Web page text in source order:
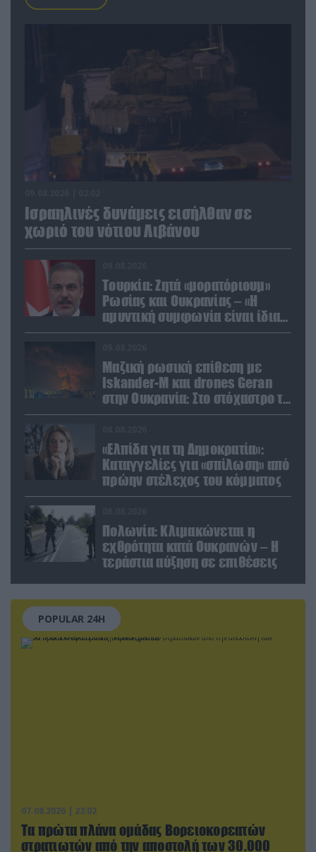
Ισραηλινές δυνάμεις εισήλθαν σε
χωριό του νότιου Λιβάνου
Τουρκία: Ζητά «μορατόριουμ»
Ρωσίας και Ουκρανίας – «Η
αμυντική συμφωνία είναι ίδια
με το άρθρο 5 του ΝΑΤΟ» (upd)
Μαζική ρωσική επίθεση με
Iskander-M και drones Geran
στην Ουκρανία: Στο στόχαστρο το
εργοστάσιο των Flamingo
«Ελπίδα για τη Δημοκρατία»:
Καταγγελίες για «σπίλωση» από
πρώην στέλεχος του κόμματος
Πολωνία: Κλιμακώνεται η
εχθρότητα κατά Ουκρανών – Η
τεράστια αύξηση σε επιθέσεις
POPULAR 24H
07.08.2026 | 23:02
Τα πρώτα πλάνα ομάδας Βορειοκορεατών
στρατιωτών από την αποστολή των 30.000